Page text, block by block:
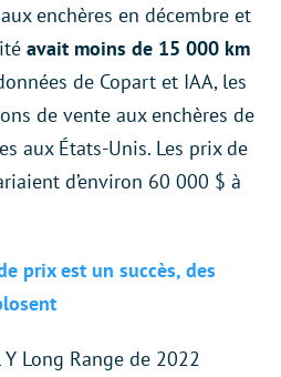
enchères en décembre et
avait moins de 15 000 km
de Copart et IAA, les
de vente aux enchères de
aux États-Unis. Les prix de
d’environ 60 000 $ à
prix est un succès, des
Long Range de 2022